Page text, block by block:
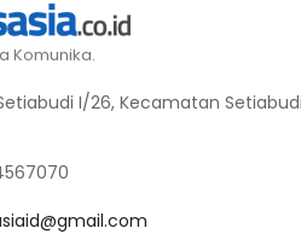
Komunika.
I/26, Kecamatan